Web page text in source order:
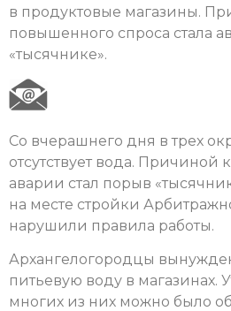
в продуктовые магазины.
повышенного спроса стала
«тысячнике».
Со вчерашнего дня в трех
отсутствует вода. Причиной
аварии стал порыв
на месте стройки
нарушили правила работы.
Архангелогородцы
питьевую воду в магазинах.
многих из них можно было